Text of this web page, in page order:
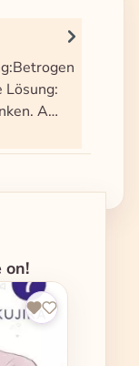
Lösung:
A…
on!